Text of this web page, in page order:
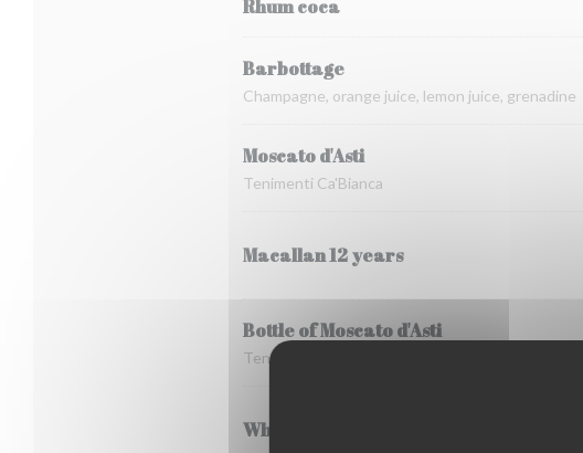
Rhum coca
Barbottage
Champagne, orange juice, lemon juice, grenadine
Moscato d'Asti
Tenimenti Ca'Bianca
Macallan 12 years
Bottle of Moscato d'Asti
Tenimenti Ca'Bianca
Whisky Lagavulin 16 ans